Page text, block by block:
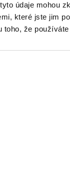
údaje mohou
které jste jim
toho, že
ale nemají
že ji